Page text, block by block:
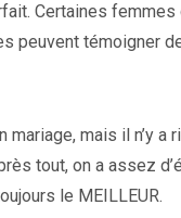
Certaines femmes
peuvent témoigner
mais il n’y a
tout, on a assez
le MEILLEUR.